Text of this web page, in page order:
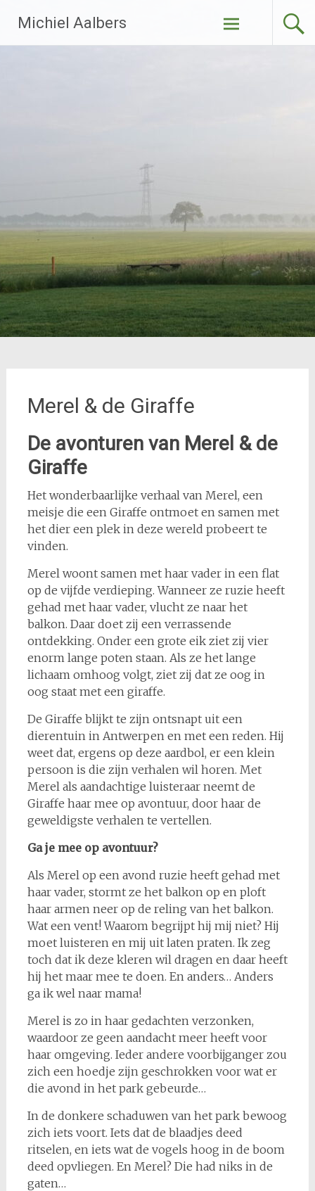
naar
de
Michiel Aalbers
Merel & de Giraffe
De avonturen van Merel & de
Giraffe
Het wonderbaarlijke verhaal van Merel, een
meisje die een Giraffe ontmoet en samen met
het dier een plek in deze wereld probeert te
vinden.
Merel woont samen met haar vader in een flat
op de vijfde verdieping. Wanneer ze ruzie heeft
gehad met haar vader, vlucht ze naar het
balkon. Daar doet zij een verrassende
ontdekking. Onder een grote eik ziet zij vier
enorm lange poten staan. Als ze het lange
lichaam omhoog volgt, ziet zij dat ze oog in
oog staat met een giraffe.
De Giraffe blijkt te zijn ontsnapt uit een
dierentuin in Antwerpen en met een reden. Hij
weet dat, ergens op deze aardbol, er een klein
persoon is die zijn verhalen wil horen. Met
Merel als aandachtige luisteraar neemt de
Giraffe haar mee op avontuur, door haar de
geweldigste verhalen te vertellen.
Ga je mee op avontuur?
Als Merel op een avond ruzie heeft gehad met
haar vader, stormt ze het balkon op en ploft
haar armen neer op de reling van het balkon.
Wat een vent! Waarom begrijpt hij mij niet? Hij
moet luisteren en mij uit laten praten. Ik zeg
toch dat ik deze kleren wil dragen en daar heeft
hij het maar mee te doen. En anders… Anders
ga ik wel naar mama!
Merel is zo in haar gedachten verzonken,
waardoor ze geen aandacht meer heeft voor
haar omgeving. Ieder andere voorbijganger zou
zich een hoedje zijn geschrokken voor wat er
die avond in het park gebeurde…
In de donkere schaduwen van het park bewoog
zich iets voort. Iets dat de blaadjes deed
ritselen, en iets wat de vogels hoog in de boom
deed opvliegen. En Merel? Die had niks in de
gaten…